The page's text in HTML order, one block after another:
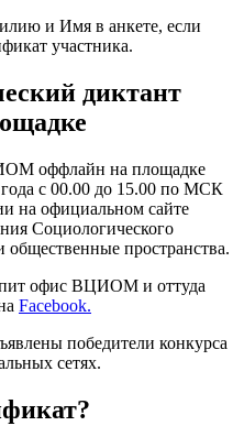
и Имя в анкете, если
участника.
диктант
оффлайн на площадке
с 00.00 до 15.00 по МСК
на официальном сайте
Социологического
пространства.
офис ВЦИОМ и оттуда
Facebook.
победители конкурса
сетях.